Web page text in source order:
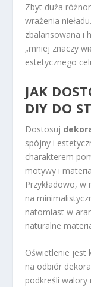
Zbyt duża
wrażenia
zbalansowana i
„mniej znaczy
estetycznego
JAK
DIY DO
Dostosuj
spójny i
charakterem
motywy i
Przykładowo,
na
natomiast w
naturalne
Oświetlenie jest
na odbiór
podkreśli walory